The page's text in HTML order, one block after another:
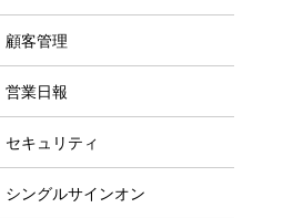
顧客管理
営業日報
セキュリティ
シングルサインオン